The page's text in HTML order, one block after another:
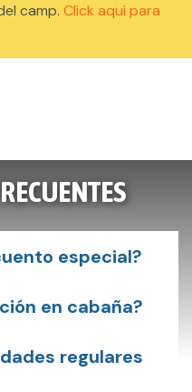
camp. Click aqui para
especial?
en cabaña?
regulares